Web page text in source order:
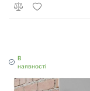
В
наявності